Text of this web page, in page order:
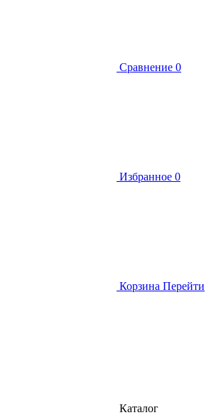
Сравнение 0
Избранное 0
Корзина Перейти
Каталог